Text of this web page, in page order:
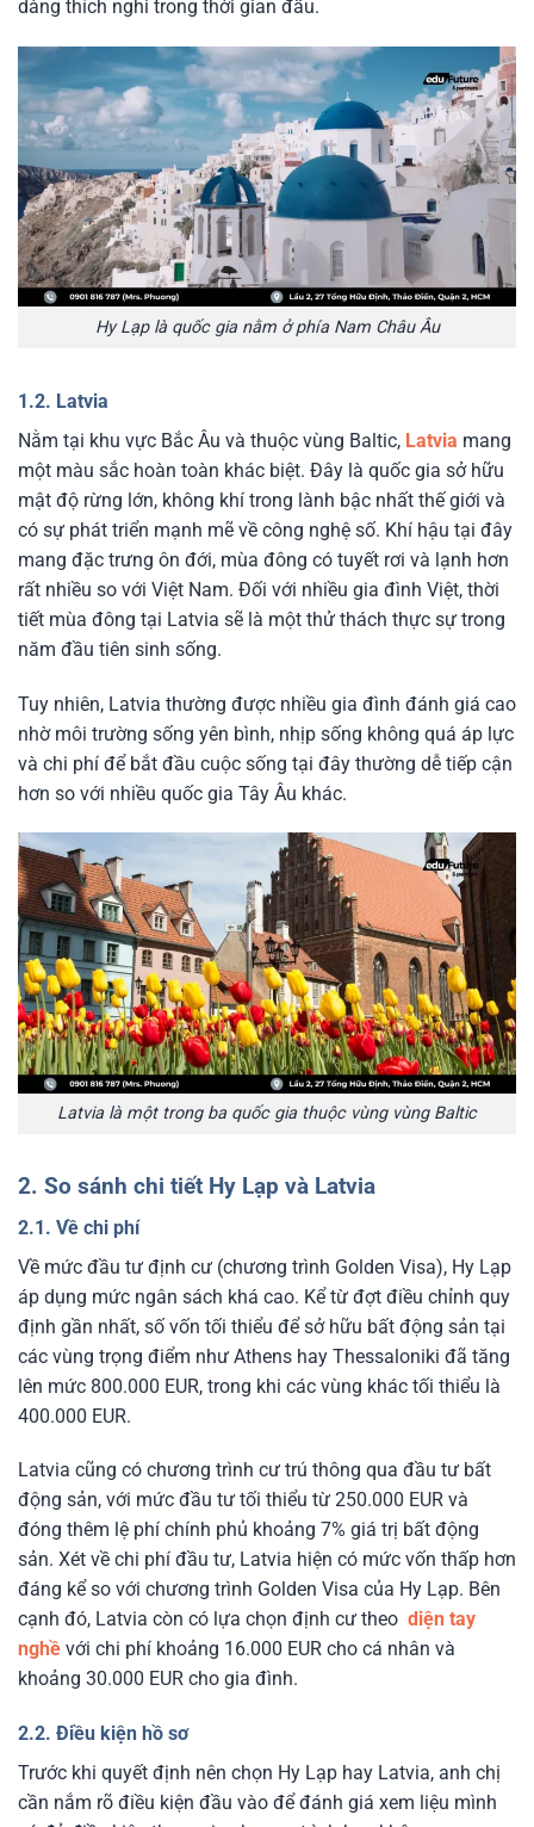
dàng thích nghi trong thời gian đầu.
Hy Lạp là quốc gia nằm ở phía Nam Châu Âu
1.2. Latvia
Nằm tại khu vực Bắc Âu và thuộc vùng Baltic, Latvia mang
một màu sắc hoàn toàn khác biệt. Đây là quốc gia sở hữu
mật độ rừng lớn, không khí trong lành bậc nhất thế giới và
có sự phát triển mạnh mẽ về công nghệ số. Khí hậu tại đây
mang đặc trưng ôn đới, mùa đông có tuyết rơi và lạnh hơn
rất nhiều so với Việt Nam. Đối với nhiều gia đình Việt, thời
tiết mùa đông tại Latvia sẽ là một thử thách thực sự trong
năm đầu tiên sinh sống.
Tuy nhiên, Latvia thường được nhiều gia đình đánh giá cao
nhờ môi trường sống yên bình, nhịp sống không quá áp lực
và chi phí để bắt đầu cuộc sống tại đây thường dễ tiếp cận
hơn so với nhiều quốc gia Tây Âu khác.
Latvia là một trong ba quốc gia thuộc vùng vùng Baltic
2. So sánh chi tiết Hy Lạp và Latvia
2.1. Về chi phí
Về mức đầu tư định cư (chương trình Golden Visa), Hy Lạp
áp dụng mức ngân sách khá cao. Kể từ đợt điều chỉnh quy
định gần nhất, số vốn tối thiểu để sở hữu bất động sản tại
các vùng trọng điểm như Athens hay Thessaloniki đã tăng
lên mức 800.000 EUR, trong khi các vùng khác tối thiểu là
400.000 EUR.
Latvia cũng có chương trình cư trú thông qua đầu tư bất
động sản, với mức đầu tư tối thiểu từ 250.000 EUR và
đóng thêm lệ phí chính phủ khoảng 7% giá trị bất động
sản. Xét về chi phí đầu tư, Latvia hiện có mức vốn thấp hơn
đáng kể so với chương trình Golden Visa của Hy Lạp. Bên
cạnh đó, Latvia còn có lựa chọn định cư theo diện tay
nghề với chi phí khoảng 16.000 EUR cho cá nhân và
khoảng 30.000 EUR cho gia đình.
2.2. Điều kiện hồ sơ
Trước khi quyết định nên chọn Hy Lạp hay Latvia, anh chị
cần nắm rõ điều kiện đầu vào để đánh giá xem liệu mình